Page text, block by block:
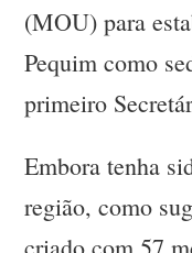
(MOU) para
Pequim como
primeiro
Embora tenha
região, como